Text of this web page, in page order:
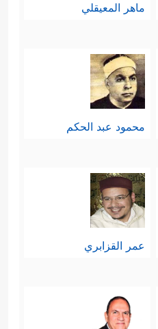
ماهر المعيقلي
محمود عبد الحكم
عمر القزابري